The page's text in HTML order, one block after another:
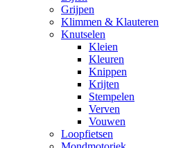
Grijpen
Klimmen & Klauteren
Knutselen
Kleien
Kleuren
Knippen
Krijten
Stempelen
Verven
Vouwen
Loopfietsen